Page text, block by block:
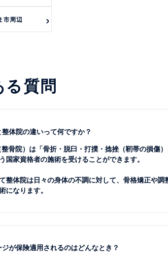
市周辺
る質問
体院の違いって何ですか？
骨院）は「骨折・脱臼・打撲・捻挫（靭帯の損傷
国家資格者の施術を受けることができます。
整体院は日々の身体の不調に対して、骨格矯正や
になります。
が保険適用されるのはどんなとき？